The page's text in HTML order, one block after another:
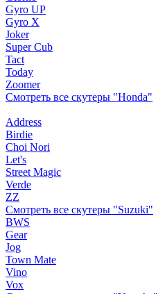
Gyro UP
Gyro X
Joker
Super Cub
Tact
Today
Zoomer
Смотреть все скутеры "Honda"
Address
Birdie
Choi Nori
Let's
Street Magic
Verde
ZZ
Смотреть все скутеры "Suzuki"
BWS
Gear
Jog
Town Mate
Vino
Vox